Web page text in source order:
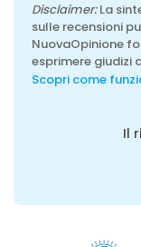
Disclaimer:La
sulle recensioni
NuovaOpinione
esprimere giudizi
Scopri come
Il